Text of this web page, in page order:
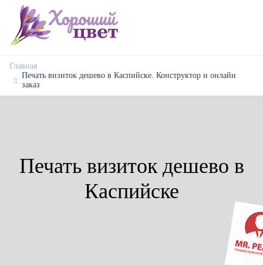
Главная
Печать визиток дешево в Каспийске. Конструктор и онлайн
заказ
Печать визиток дешево в
Каспийске